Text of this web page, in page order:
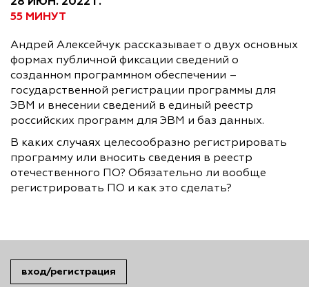
55 МИНУТ
Андрей Алексейчук рассказывает о двух основных
формах публичной фиксации сведений о
созданном программном обеспечении –
государственной регистрации программы для
ЭВМ и внесении сведений в единый реестр
российских программ для ЭВМ и баз данных.
В каких случаях целесообразно регистрировать
программу или вносить сведения в реестр
отечественного ПО? Обязательно ли вообще
регистрировать ПО и как это сделать?
вход/регистрация